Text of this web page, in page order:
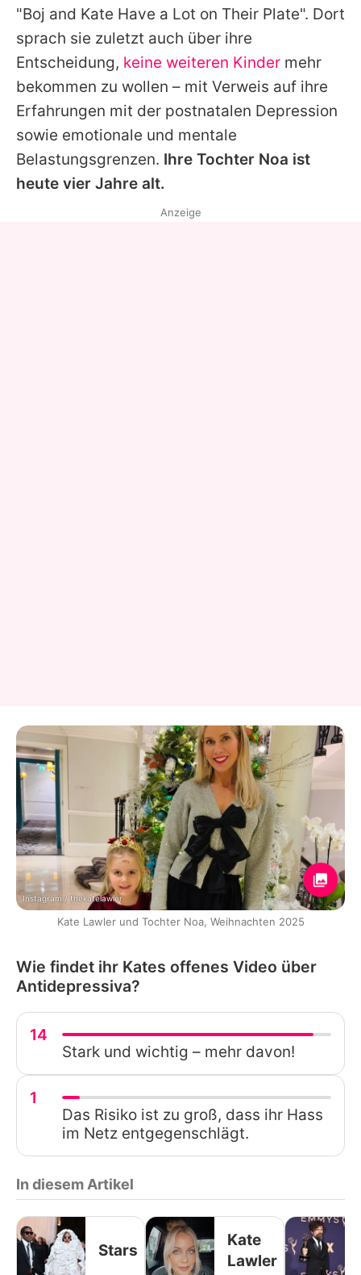
"Boj and Kate Have a Lot on Their Plate". Dort
sprach sie zuletzt auch über ihre
Entscheidung, keine weiteren Kinder mehr
bekommen zu wollen – mit Verweis auf ihre
Erfahrungen mit der postnatalen Depression
sowie emotionale und mentale
Belastungsgrenzen. Ihre Tochter Noa ist
heute vier Jahre alt.
Anzeige
Instagram / thekatelawler
Kate Lawler und Tochter Noa, Weihnachten 2025
Wie findet ihr Kates offenes Video über
Antidepressiva?
14
Stark und wichtig – mehr davon!
1
Das Risiko ist zu groß, dass ihr Hass
im Netz entgegenschlägt.
In diesem Artikel
Stars
Kate
Lawler